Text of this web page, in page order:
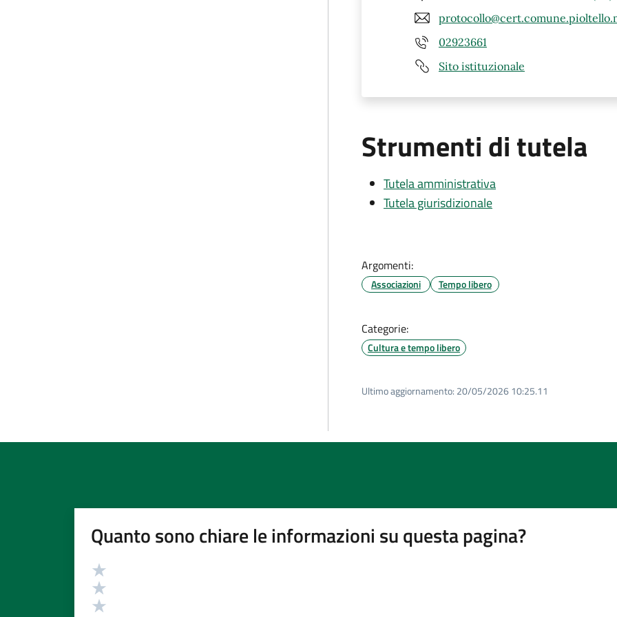
02923661
Sito istituzionale
Strumenti di tutela
Tutela amministrativa
Tutela giurisdizionale
Argomenti:
Associazioni Tempo libero
Categorie:
Cultura e tempo libero
Ultimo aggiornamento: 20/05/2026 10:25.11
Quanto sono chiare le informazioni su questa pagina?
Valutazione